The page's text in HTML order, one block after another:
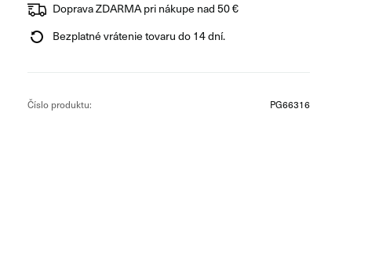
Doprava ZDARMA pri nákupe nad 50 €
Bezplatné vrátenie tovaru do 14 dní.
Číslo produktu: PG66316